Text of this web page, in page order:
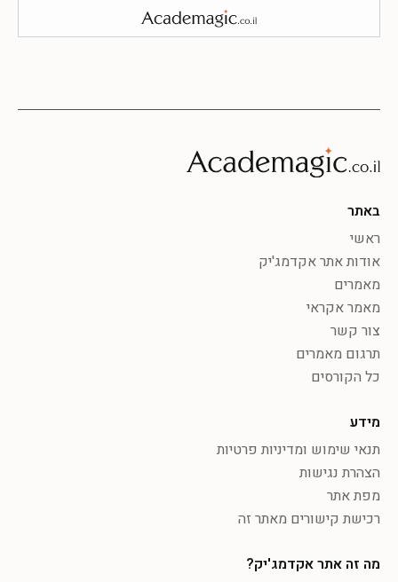
באתר
ראשי
אודות אתר אקדמג'יק
מאמרים
מאמר אקראי
צור קשר
תרגום מאמרים
כל הקורסים
מידע
תנאי שימוש ומדיניות פרטיות
הצהרת נגישות
מפת אתר
רכישת קישורים מאתר זה
מה זה אתר אקדמג'יק?